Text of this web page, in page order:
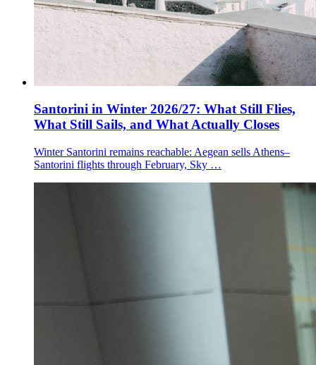
Santorini in Winter 2026/27: What Still Flies,
What Still Sails, and What Actually Closes
Winter Santorini remains reachable: Aegean sells Athens–
Santorini flights through February, Sky …